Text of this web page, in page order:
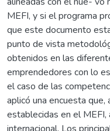
MEFI, y si el programa
que este documento
punto de vista
obtenidos en las
emprendedores con lo
el caso de las
aplicó una encuesta
establecidas en el